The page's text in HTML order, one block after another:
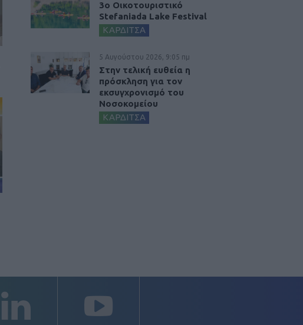
3ο Οικοτουριστικό
Stefaniada Lake Festival
ΚΑΡΔΙΤΣΑ
5 Αυγούστου 2026, 9:05 πμ
Στην τελική ευθεία η
πρόσκληση για τον
εκσυγχρονισμό του
Νοσοκομείου
ΚΑΡΔΙΤΣΑ